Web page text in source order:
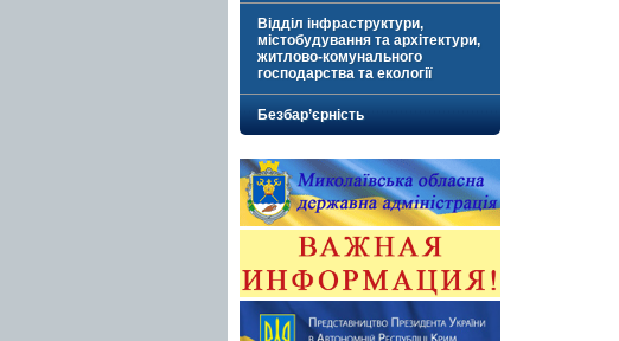
Відділ інфраструктури,
містобудування та архітектури,
житлово-комунального
господарства та екології
Безбар’єрність